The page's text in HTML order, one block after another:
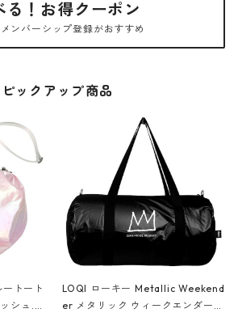
る！お得クーポン
ンバーシップ登録がおすすめ
ピックアップ商品
トート
シュ.ル
LOQI ローキー Metallic Weekend
er メタリック ウィークエンダー